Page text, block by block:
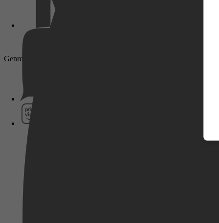
Genre: Horror, Actie, Thriller, Science Fiction